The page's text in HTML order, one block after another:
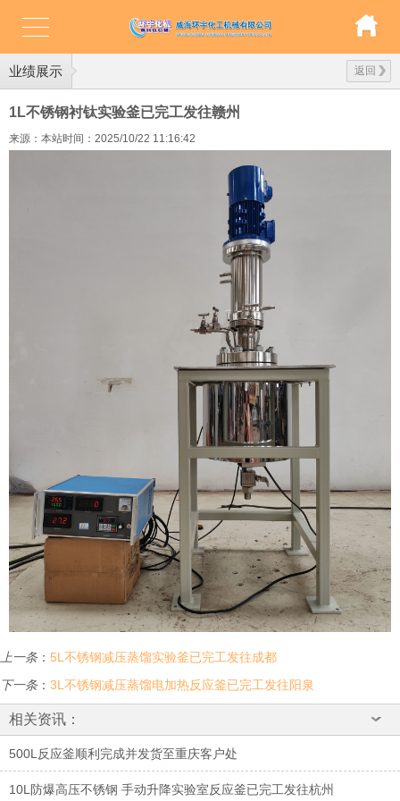
业绩展示 返回
1L不锈钢衬钛实验釜已完工发往赣州
来源：本站时间：2025/10/22 11:16:42
上一条： 5L不锈钢减压蒸馏实验釜已完工发往成都
下一条： 3L不锈钢减压蒸馏电加热反应釜已完工发往阳泉
相关资讯：
500L反应釜顺利完成并发货至重庆客户处
10L防爆高压不锈钢 手动升降实验室反应釜已完工发往杭州